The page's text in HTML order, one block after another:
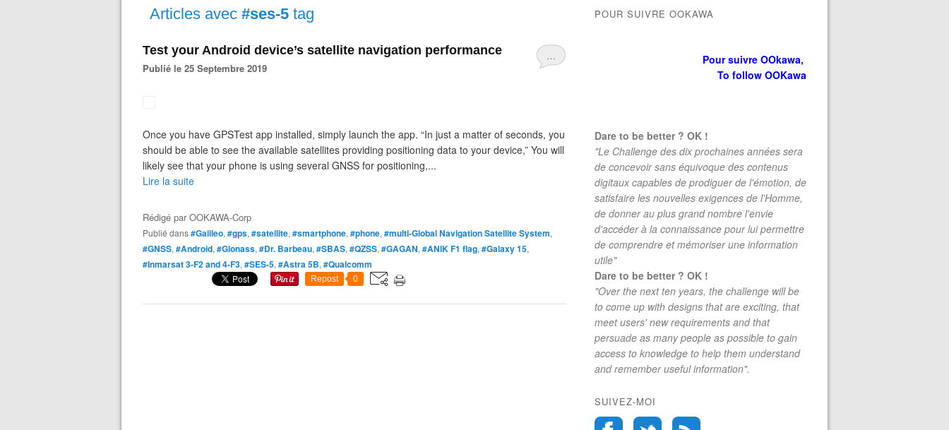
Articles avec #ses-5 tag
…
Test your Android device’s satellite navigation performance
Publié le 25 Septembre 2019
Once you have GPSTest app installed, simply launch the app. “In just a matter of seconds, you
should be able to see the available satellites providing positioning data to your device,” You will
likely see that your phone is using several GNSS for positioning,...
Lire la suite
Rédigé parOOKAWA-Corp
Publié dans#Galileo, #gps, #satellite, #smartphone, #phone, #multi-Global Navigation Satellite System,
#GNSS, #Android, #Glonass, #Dr. Barbeau, #SBAS, #QZSS, #GAGAN, #ANIK F1 flag, #Galaxy 15,
#Inmarsat 3-F2 and 4-F3, #SES-5, #Astra 5B, #Qualcomm
Repost 0
POUR SUIVRE OOKAWA
Pour suivre OOkawa,
To follow OOKawa
Dare to be better ? OK !
"Le Challenge des dix prochaines années sera
de concevoir sans équivoque des contenus
digitaux capables de prodiguer de l'émotion, de
satisfaire les nouvelles exigences de l'Homme,
de donner au plus grand nombre l'envie
d'accéder à la connaissance pour lui permettre
de comprendre et mémoriser une information
utile"
Dare to be better ? OK !
"Over the next ten years, the challenge will be
to come up with designs that are exciting, that
meet users' new requirements and that
persuade as many people as possible to gain
access to knowledge to help them understand
and remember useful information".
SUIVEZ-MOI